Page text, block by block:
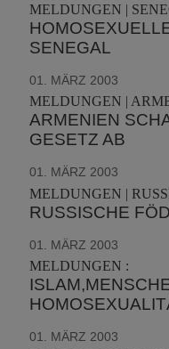
MELDUNGEN |
SENEGAL
01. MÄRZ 2003
MELDUNGEN |
ARMENIEN
GESETZ AB
01. MÄRZ 2003
MELDUNGEN |
RUSSISCHE
01. MÄRZ 2003
MELDUNGEN :
01. MÄRZ 2003